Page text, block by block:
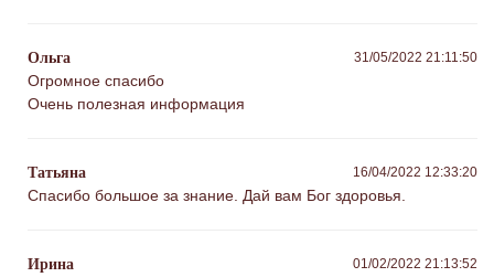
Ольга 31/05/2022 21:11:50
Огромное спасибо
Очень полезная информация
Татьяна 16/04/2022 12:33:20
Спасибо большое за знание. Дай вам Бог здоровья.
Ирина 01/02/2022 21:13:52